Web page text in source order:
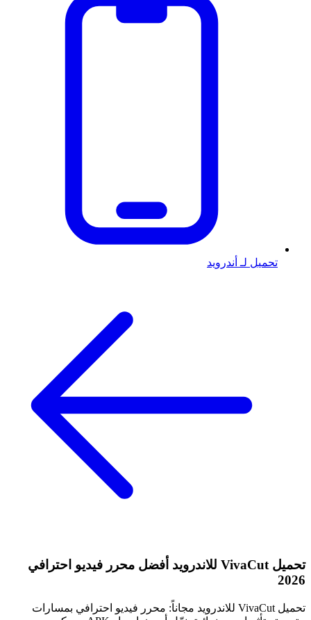
تحميل لـ أندرويد
تحميل VivaCut للاندرويد أفضل محرر فيديو احترافي
2026
تحميل VivaCut للاندرويد مجاناً: محرر فيديو احترافي بمسارات